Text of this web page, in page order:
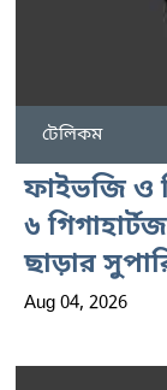
টেলিকম
ফাইভজি ও
৬
ছাড়ার
Aug 04, 2026